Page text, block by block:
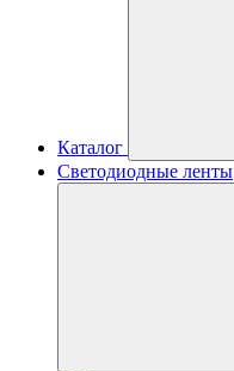
Каталог
Светодиодные ленты